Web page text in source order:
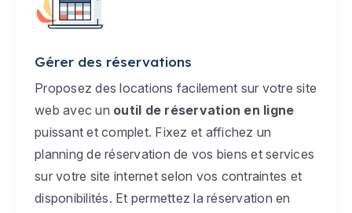
Gérer des réservations
Proposez des locations facilement sur votre site
web avec un outil de réservation en ligne
puissant et complet. Fixez et affichez un
planning de réservation de vos biens et services
sur votre site internet selon vos contraintes et
disponibilités. Et permettez la réservation en